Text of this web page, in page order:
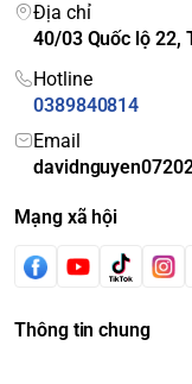
Địa chỉ
40/03 Quốc lộ 22,
Hotline
0389840814
Email
Mạng xã hội
Thông tin chung